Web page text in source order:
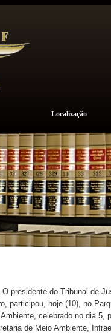
Localização
presidente do Tribunal de
participou, hoje (10), no
celebrado no dia 5,
de Meio Ambiente,